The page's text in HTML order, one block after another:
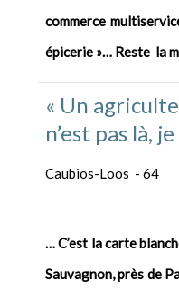
commerce
épicerie »… Reste la
« Un
n’est pas là,
Caubios-Loos - 64
… C’est la carte
Sauvagnon, près de